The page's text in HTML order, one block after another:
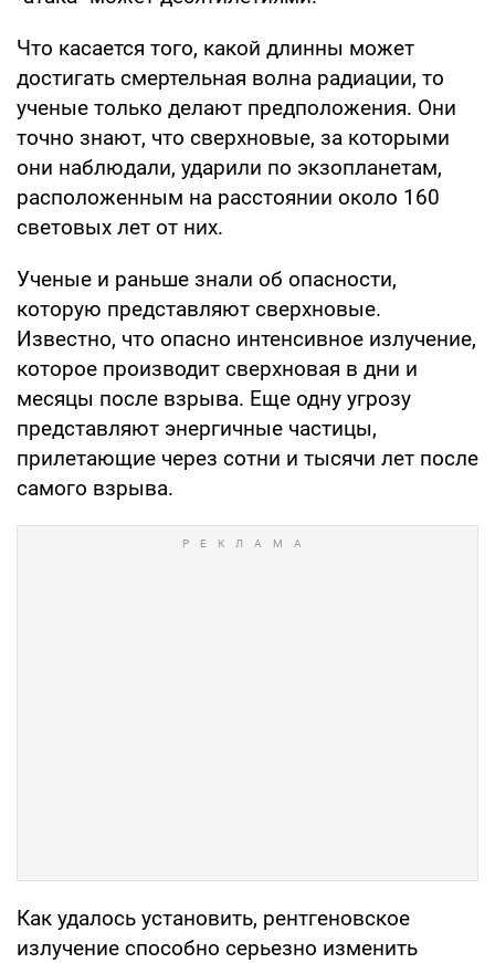
Что касается того, какой длинны может
достигать смертельная волна радиации, то
ученые только делают предположения. Они
точно знают, что сверхновые, за которыми
они наблюдали, ударили по экзопланетам,
расположенным на расстоянии около 160
световых лет от них.
Ученые и раньше знали об опасности,
которую представляют сверхновые.
Известно, что опасно интенсивное излучение,
которое производит сверхновая в дни и
месяцы после взрыва. Еще одну угрозу
представляют энергичные частицы,
прилетающие через сотни и тысячи лет после
самого взрыва.
Как удалось установить, рентгеновское
излучение способно серьезно изменить